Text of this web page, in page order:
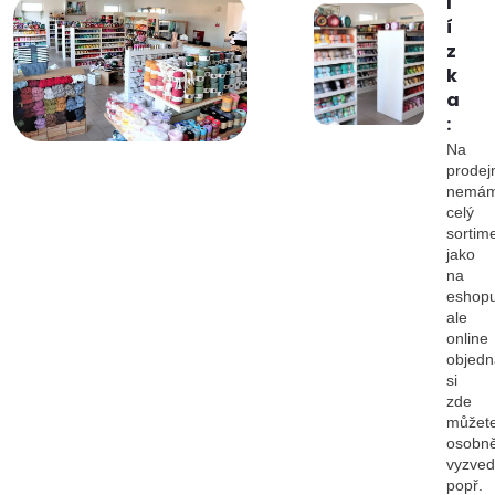
í
z
k
a
:
Na
celý
jako
na
ale
online
si
zde
popř.